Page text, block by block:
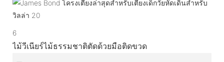
6
ไม้วีเนียร์ไม้ธรรมชาติตัดด้วยมือติดขวด